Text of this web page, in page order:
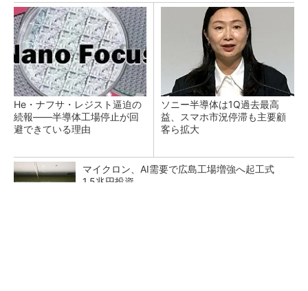
He・ナフサ・レジスト逼迫の
続報――半導体工場停止が回
避できている理由
ソニー半導体は1Q過去最高
益、スマホ市況停滞も主要顧
客ら拡大
マイクロン、AI需要で広島工場増強へ起工式
1.5兆円投資